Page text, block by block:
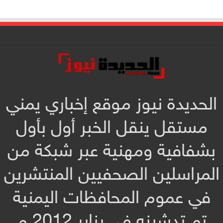
الحديدة نيوز موقع إخباري يمني
مستقل ينقل الخبر أول بأول
بشفافية ومهنية عبر شبكة من
المراسلين الصحفيين المنتشرين
في عموم المحافظات اليمنية